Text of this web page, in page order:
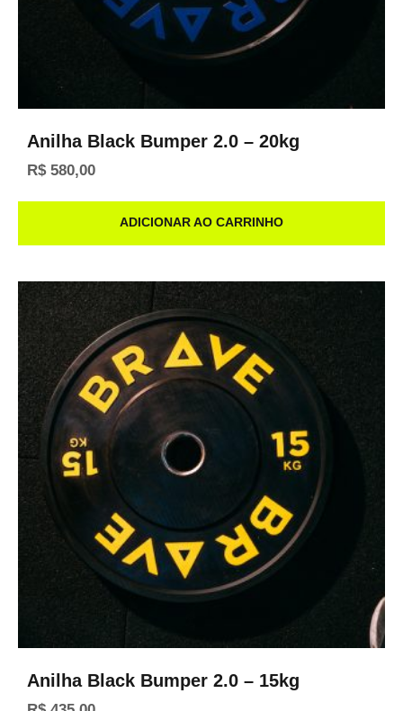
Anilha Black Bumper 2.0 – 20kg
R$580,00
ADICIONAR AO CARRINHO
Anilha Black Bumper 2.0 – 15kg